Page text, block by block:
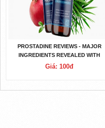
PROSTADINE REVIEWS - MAJOR
INGREDIENTS REVEALED WITH
LOWEST SIDE EFFECTS
Giá: 100đ